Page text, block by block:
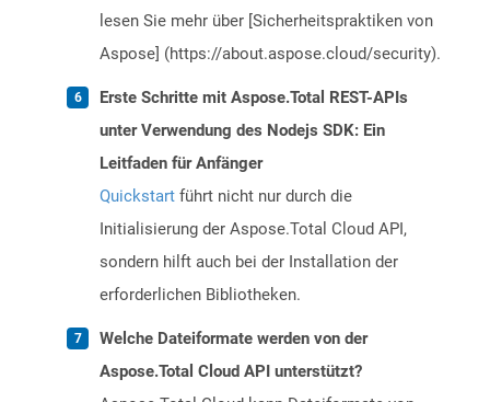
lesen Sie mehr über [Sicherheitspraktiken von
Aspose] (https://about.aspose.cloud/security).
Erste Schritte mit Aspose.Total REST-APIs
unter Verwendung des Nodejs SDK: Ein
Leitfaden für Anfänger
Quickstart führt nicht nur durch die
Initialisierung der Aspose.Total Cloud API,
sondern hilft auch bei der Installation der
erforderlichen Bibliotheken.
Welche Dateiformate werden von der
Aspose.Total Cloud API unterstützt?